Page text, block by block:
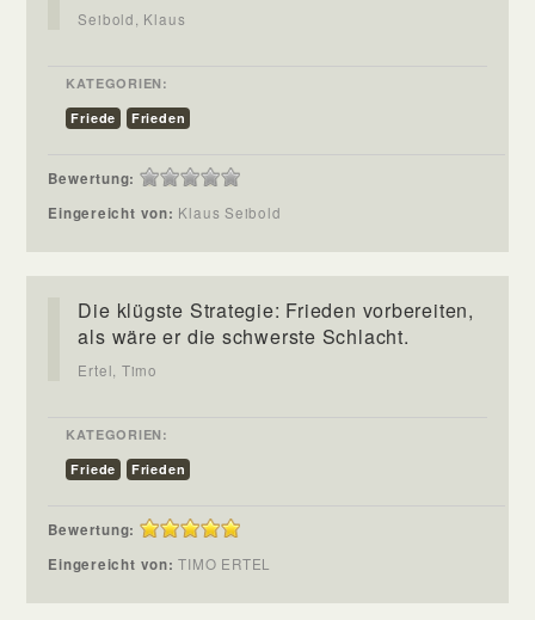
Seibold, Klaus
KATEGORIEN:
Friede
Frieden
Bewertung:
Eingereicht von: Klaus Seibold
Die klügste Strategie: Frieden vorbereiten,
als wäre er die schwerste Schlacht.
Ertel, Timo
KATEGORIEN:
Friede
Frieden
Bewertung:
Eingereicht von:TIMO ERTEL